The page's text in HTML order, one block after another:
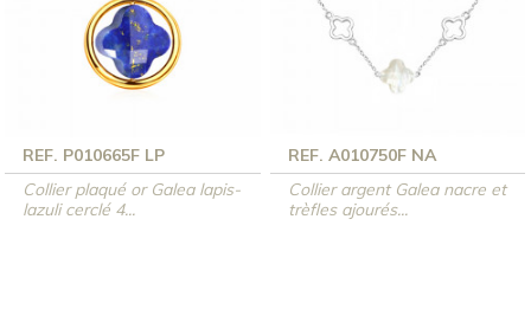
REF. P010665F LP
Collier plaqué or Galea lapis-
lazuli cerclé 4...
REF. A010750F NA
Collier argent Galea nacre et
trèfles ajourés...